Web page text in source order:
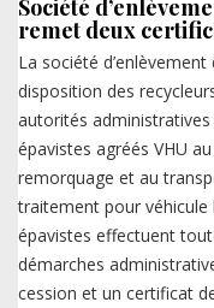
Société
remet deux
La société
disposition des
autorités
épavistes agréés VHU
remorquage et au
traitement pour véhicule
épavistes effectuent
démarches
cession et un certificat